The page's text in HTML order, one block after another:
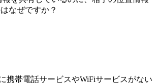
なぜですか？
携帯電話サービスやWiFiサービスがない